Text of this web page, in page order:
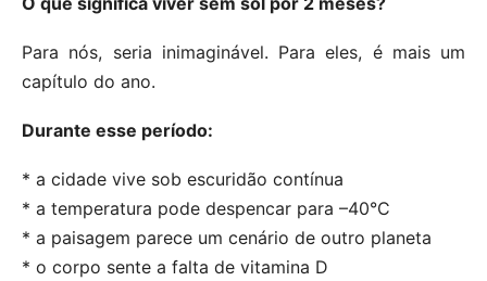
Para nós, seria inimaginável. Para eles, é mais um
capítulo do ano.
Durante esse período:
* a cidade vive sob escuridão contínua
* a temperatura pode despencar para –40°C
* a paisagem parece um cenário de outro planeta
* o corpo sente a falta de vitamina D